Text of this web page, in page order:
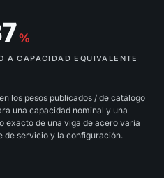
%
A CAPACIDAD EQUIVALENTE
los pesos publicados / de catálogo
una capacidad nominal y una
exacto de una viga de acero varía
de servicio y la configuración.